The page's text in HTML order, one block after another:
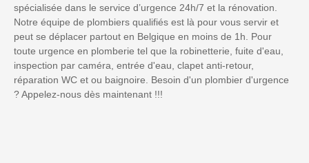
spécialisée dans le service d’urgence 24h/7 et la rénovation.
Notre équipe de plombiers qualifiés est là pour vous servir et
peut se déplacer partout en Belgique en moins de 1h. Pour
toute urgence en plomberie tel que la robinetterie, fuite d'eau,
inspection par caméra, entrée d'eau, clapet anti-retour,
réparation WC et ou baignoire. Besoin d'un plombier d'urgence
? Appelez-nous dès maintenant !!!